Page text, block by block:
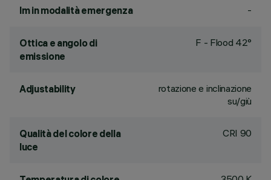
lm in modalità emergenza -
Ottica e angolo di
emissione
F - Flood 42°
Adjustability
rotazione e inclinazione
su/giù
Qualità del colore della
luce
CRI 90